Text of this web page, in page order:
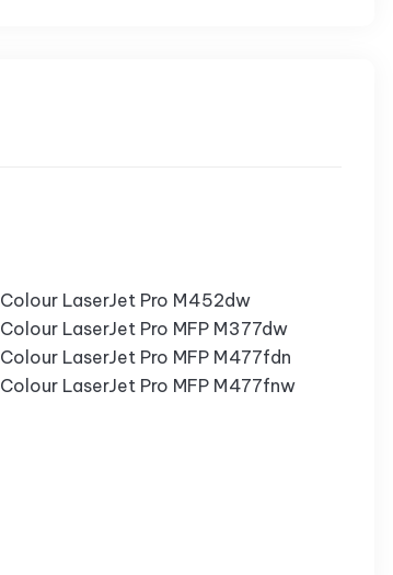
Colour LaserJet Pro M452dw
Colour LaserJet Pro MFP M377dw
Colour LaserJet Pro MFP M477fdn
Colour LaserJet Pro MFP M477fnw